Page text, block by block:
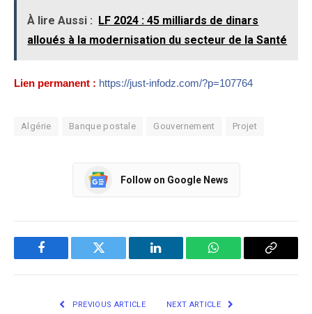
À lire Aussi : LF 2024 : 45 milliards de dinars
alloués à la modernisation du secteur de la Santé
Lien permanent : https://just-infodz.com/?p=107764
Algérie Banque postale Gouvernement Projet
Follow on Google News
Facebook Twitter LinkedIn WhatsApp Copy
PREVIOUS ARTICLE NEXT ARTICLE